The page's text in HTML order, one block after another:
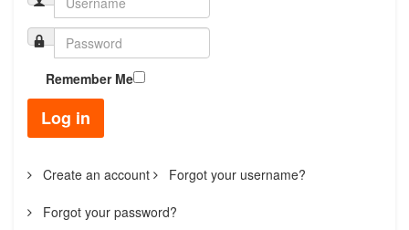
Remember Me
Log in
Create an account Forgot your username?
Forgot your password?